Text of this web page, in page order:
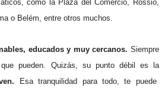
como la Plaza del Comercio, Rossio,
o Belém, entre otros muchos.
educados y muy cercanos. Siempre
pueden. Quizás, su punto débil es la
Esa tranquilidad para todo, te puede